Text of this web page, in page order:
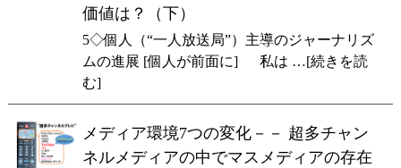
価値は？（下）
5◇個人（“一人放送局”）主導のジャーナリズ
ムの進展 [個人が前面に] 私は …[続きを読
む]
メディア環境7つの変化－－ 超多チャン
ネルメディアの中でマスメディアの存在